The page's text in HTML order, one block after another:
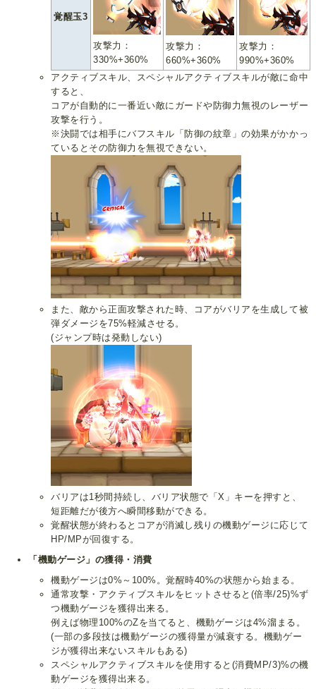
覚醒玉3
攻撃力：
330%+360%
攻撃力：
660%+360%
攻撃力：
990%+360%
アクティブスキル、スペシャルアクティブスキルが敵に命中
すると、
コアが自動的に一番近い敵にガードや防御力無視のレーザー
攻撃を行う。
※決闘では相手にバフスキル「防御の紋章」の効果がかかっ
ているとその防御力を無視できない。
また、敵から正面攻撃された時、コアがバリアを生成して被
弾ダメージを75%軽減させる。
(ジャンプ時は発動しない)
バリアは1秒間持続し、バリア状態で「X」キーを押すと、
短距離だが後方へ瞬間移動ができる。
覚醒状態が終わるとコアが消滅し残りの機動ゲージに応じて
HP/MPが回復する。
「機動ゲージ」の獲得・消費
機動ゲージは0%～100%。覚醒時40%の状態から始まる。
通常攻撃・アクティブスキルをヒットさせると(倍率/25)%ず
つ機動ゲージを獲得出来る。
例えば物理100%のZを当てると、機動ゲージは4%溜まる。
(一部の多段技は機動ゲージの獲得量が減衰する。機動ゲー
ジが獲得出来ないスキルもある)
スペシャルアクティブスキルを使用すると(消費MP/3)%の機
動ゲージを獲得出来る。